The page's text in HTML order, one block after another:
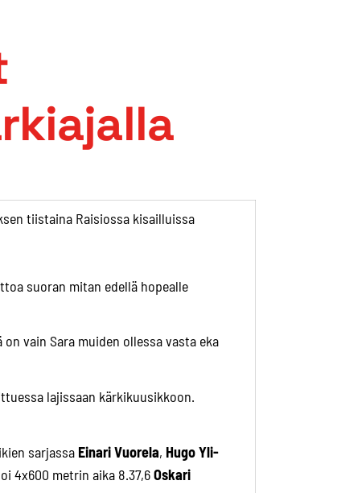
tiistaina Raisiossa kisailluissa
suoran mitan edellä hopealle
vain Sara muiden ollessa vasta eka
lajissaan kärkikuusikkoon.
sarjassaEinari Vuorela, Hugo Yli-
4x600 metrin aika 8.37,6Oskari